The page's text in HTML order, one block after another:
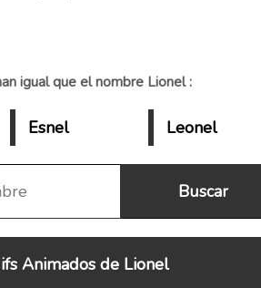
igual que el nombre Lionel :
Esnel Leonel
Animados de Lionel